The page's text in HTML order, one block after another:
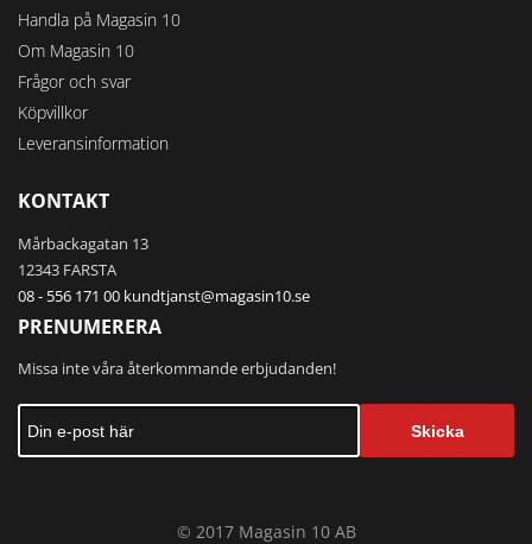
Handla på Magasin 10
Om Magasin 10
Frågor och svar
Köpvillkor
Leveransinformation
KONTAKT
Mårbackagatan 13
12343 FARSTA
08 - 556 171 00 kundtjanst@magasin10.se
PRENUMERERA
Missa inte våra återkommande erbjudanden!
Skicka
© 2017 Magasin 10 AB